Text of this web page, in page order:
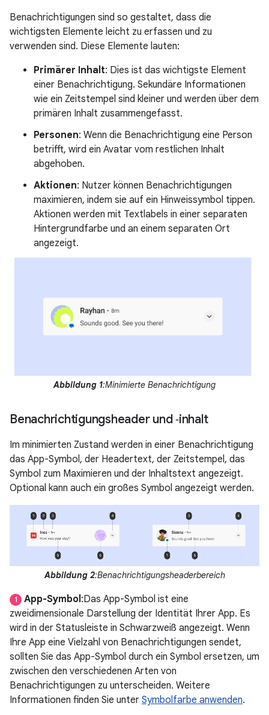
Benachrichtigungen sind so gestaltet, dass die
wichtigsten Elemente leicht zu erfassen und zu
verwenden sind. Diese Elemente lauten:
Primärer Inhalt: Dies ist das wichtigste Element
einer Benachrichtigung. Sekundäre Informationen
wie ein Zeitstempel sind kleiner und werden über dem
primären Inhalt zusammengefasst.
Personen: Wenn die Benachrichtigung eine Person
betrifft, wird ein Avatar vom restlichen Inhalt
abgehoben.
Aktionen: Nutzer können Benachrichtigungen
maximieren, indem sie auf ein Hinweissymbol tippen.
Aktionen werden mit Textlabels in einer separaten
Hintergrundfarbe und an einem separaten Ort
angezeigt.
Abbildung 1:Minimierte Benachrichtigung
Benachrichtigungsheader und ‑inhalt
Im minimierten Zustand werden in einer Benachrichtigung
das App-Symbol, der Headertext, der Zeitstempel, das
Symbol zum Maximieren und der Inhaltstext angezeigt.
Optional kann auch ein großes Symbol angezeigt werden.
Abbildung 2:Benachrichtigungsheaderbereich
1 App-Symbol:Das App-Symbol ist eine
zweidimensionale Darstellung der Identität Ihrer App. Es
wird in der Statusleiste in Schwarzweiß angezeigt. Wenn
Ihre App eine Vielzahl von Benachrichtigungen sendet,
sollten Sie das App-Symbol durch ein Symbol ersetzen, um
zwischen den verschiedenen Arten von
Benachrichtigungen zu unterscheiden. Weitere
Informationen finden Sie unter Symbolfarbe anwenden.